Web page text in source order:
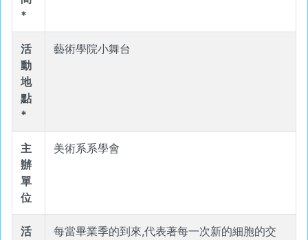
*
活
動
地
點
*
藝術學院小舞台
主
辦
單
位
美術系系學會
活
每當畢業季的到來,代表著每一次新的細胞的交